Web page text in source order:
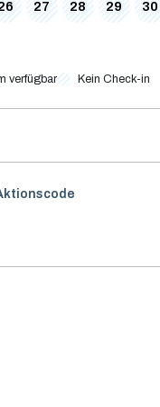
27 28 29 30
verfügbar Kein Check-in